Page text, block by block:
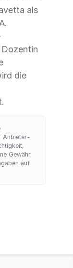
als
die
Anbieter-
Gewähr
auf